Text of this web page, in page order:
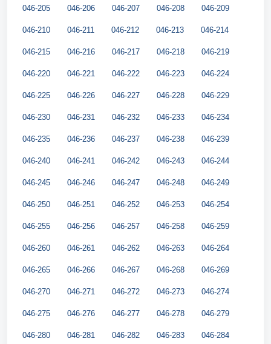
046-205 046-206 046-207 046-208 046-209
046-210 046-211 046-212 046-213 046-214
046-215 046-216 046-217 046-218 046-219
046-220 046-221 046-222 046-223 046-224
046-225 046-226 046-227 046-228 046-229
046-230 046-231 046-232 046-233 046-234
046-235 046-236 046-237 046-238 046-239
046-240 046-241 046-242 046-243 046-244
046-245 046-246 046-247 046-248 046-249
046-250 046-251 046-252 046-253 046-254
046-255 046-256 046-257 046-258 046-259
046-260 046-261 046-262 046-263 046-264
046-265 046-266 046-267 046-268 046-269
046-270 046-271 046-272 046-273 046-274
046-275 046-276 046-277 046-278 046-279
046-280 046-281 046-282 046-283 046-284